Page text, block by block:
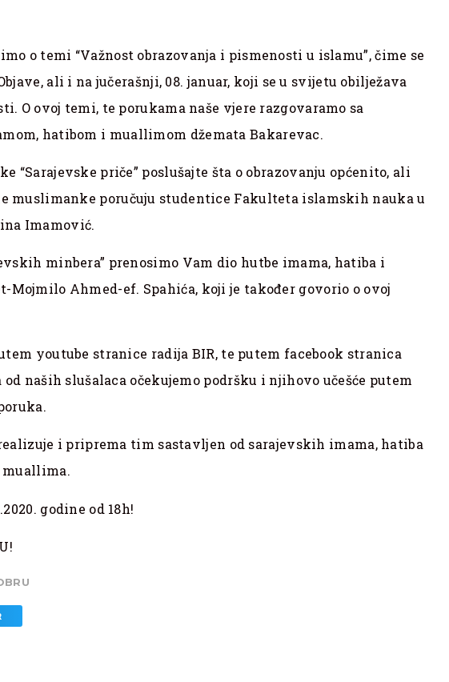
o temi “Važnost obrazovanja i pismenosti u islamu”, čime se
ali i na jučerašnji, 08. januar, koji se u svijetu obilježava
O ovoj temi, te porukama naše vjere razgovaramo sa
hatibom i muallimom džemata Bakarevac.
“Sarajevske priče” poslušajte šta o obrazovanju općenito, ali
muslimanke poručuju studentice Fakulteta islamskih nauka u
Imamović.
minbera” prenosimo Vam dio hutbe imama, hatiba i
Mojmilo Ahmed-ef. Spahića, koji je također govorio o ovoj
youtube stranice radija BIR, te putem facebook stranica
od naših slušalaca očekujemo podršku i njihovo učešće putem
poruka.
realizuje i priprema tim sastavljen od sarajevskih imama, hatiba
muallima.
godine od 18h!